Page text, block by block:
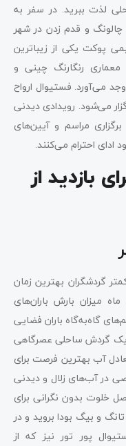
لذت ببرید. در سفر به
و قدم زدن در شهر
پوکت یکی از زیباترین
رنگارنگ چینی و
می‌آورد. فستیوال ارواح
می‌شود. رویدادی دیدنی
مراسم و آیین‌های
ادای احترام می‌کنند.
بازدید از
گردشگران بهترین زمان
میزان بارش باران‌های
گاه‌به‌گاه باران فضایی
یک گردش ساحلی عصرگاهی
آب بهترین فرصت برای
در آب‌های زلال و دیدنی
خلوت بدون نگرانی برای
و بیگ بودا بروید و در
پور تور نیز که از